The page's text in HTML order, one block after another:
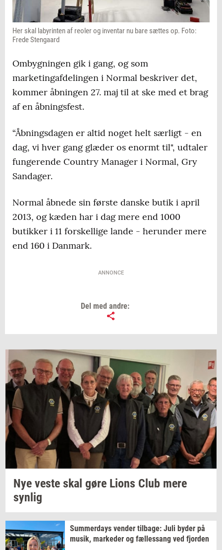
Her skal labyrinten af reoler og inventar nu bare sættes op. Foto:
Frede Stengaard
Ombygningen gik i gang, og som
marketingafdelingen i Normal beskriver det,
kommer åbningen 27. maj til at ske med et brag
af en åbningsfest.
“Åbningsdagen er altid noget helt særligt - en
dag, vi hver gang glæder os enormt til", udtaler
fungerende Country Manager i Normal, Gry
Sandager.
Normal åbnede sin første danske butik i april
2013, og kæden har i dag mere end 1000
butikker i 11 forskellige lande - herunder mere
end 160 i Danmark.
ANNONCE
Del med andre:
Nye veste skal gøre Lions Club mere
syn­lig
Sum­mer­days ven­der til­ba­ge: Juli byder på
musik, mar­ke­der og fæl­les­sang ved fjor­den